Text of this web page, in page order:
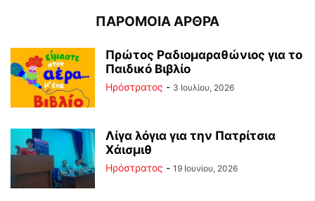
ΠΑΡΟΜΟΙΑ ΑΡΘΡΑ
Πρώτος Ραδιομαραθώνιος για το
Παιδικό Βιβλίο
Ηρόστρατος - 3 Ιουλίου, 2026
Λίγα λόγια για την Πατρίτσια
Χάισμιθ
Ηρόστρατος - 19 Ιουνίου, 2026